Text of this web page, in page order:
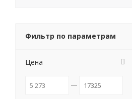
Фильтр по параметрам
Цена